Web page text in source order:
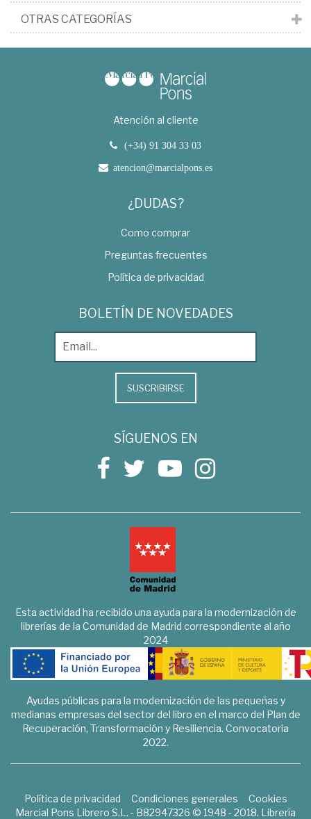
OTRAS CATEGORÍAS
Atención al cliente
(+34) 91 304 33 03
atencion@marcialpons.es
¿DUDAS?
Como comprar
Preguntas frecuentes
Política de privacidad
BOLETÍN DE NOVEDADES
SUSCRIBIRSE
SÍGUENOS EN
Esta actividad ha recibido una ayuda para la modernización de
librerías de la Comunidad de Madrid correspondiente al año
2024
Ayudas públicas para la modernización de las pequeñas y
medianas empresas del sector del libro en el marco del Plan de
Recuperación, Transformación y Resiliencia. Convocatoria
2022.
Política de privacidad Condiciones generales
Cookies
Marcial Pons Librero S.L. - B82947326 © 1948 - 2018. Librería